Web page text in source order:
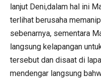
lanjut Deni,dalam hal ini
terlihat berusaha
sebenarnya, sementara
langsung kelapangan
tersebut dan disaat di
mendengar langsung